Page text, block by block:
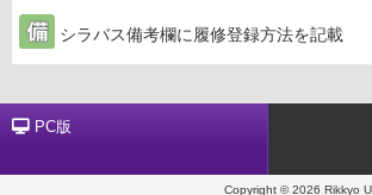
シラバス備考欄に履修登録方法を記載
PC版
Copyright © 2026 Rikkyo